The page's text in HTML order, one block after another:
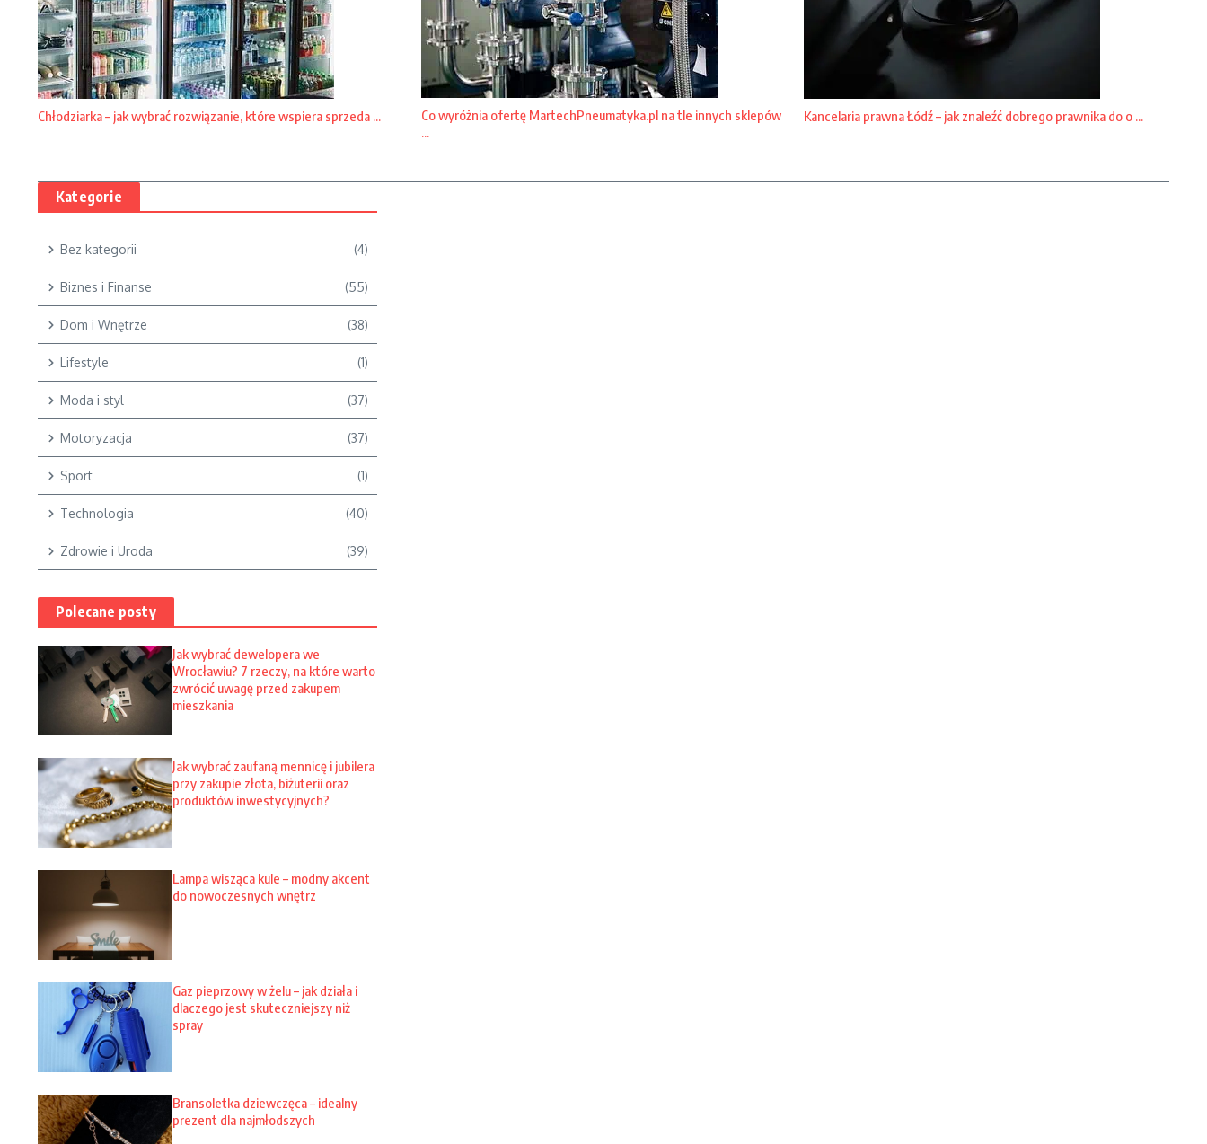
Chłodziarka – jak wybrać rozwiązanie, które wspiera sprzeda ...
Co wyróżnia ofertę MartechPneumatyka.pl na tle innych sklepów
...
Kancelaria prawna Łódź – jak znaleźć dobrego prawnika do o ...
Kategorie
Bez kategorii (4)
Biznes i Finanse (55)
Dom i Wnętrze (38)
Lifestyle (1)
Moda i styl (37)
Motoryzacja (37)
Sport (1)
Technologia (40)
Zdrowie i Uroda (39)
Polecane posty
Jak wybrać dewelopera we
Wrocławiu? 7 rzeczy, na które warto
zwrócić uwagę przed zakupem
mieszkania
Jak wybrać zaufaną mennicę i jubilera
przy zakupie złota, biżuterii oraz
produktów inwestycyjnych?
Lampa wisząca kule – modny akcent
do nowoczesnych wnętrz
Gaz pieprzowy w żelu – jak działa i
dlaczego jest skuteczniejszy niż
spray
Bransoletka dziewczęca – idealny
prezent dla najmłodszych